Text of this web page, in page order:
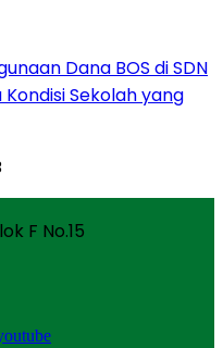
Dana BOS di SDN
Sekolah yang
F No.15